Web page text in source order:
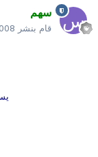
سهم
قام بنشر